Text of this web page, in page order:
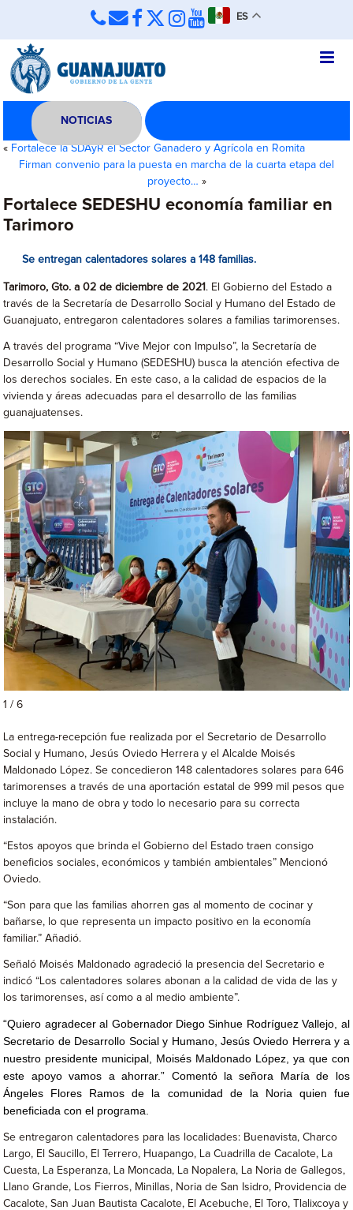
ES
NOTICIAS
« Fortalece la SDAyR el Sector Ganadero y Agrícola en Romita
Firman convenio para la puesta en marcha de la cuarta etapa del
proyecto… »
Fortalece SEDESHU economía familiar en
Tarimoro
Se entregan calentadores solares a 148 familias.
Tarimoro, Gto. a 02 de diciembre de 2021 . El Gobierno del Estado a
través de la Secretaría de Desarrollo Social y Humano del Estado de
Guanajuato, entregaron calentadores solares a familias tarimorenses.
A través del programa “Vive Mejor con Impulso”, la Secretaría de
Desarrollo Social y Humano (SEDESHU) busca la atención efectiva de
los derechos sociales. En este caso, a la calidad de espacios de la
vivienda y áreas adecuadas para el desarrollo de las familias
guanajuatenses.
1 / 6
La entrega-recepción fue realizada por el Secretario de Desarrollo
Social y Humano, Jesús Oviedo Herrera y el Alcalde Moisés
Maldonado López. Se concedieron 148 calentadores solares para 646
tarimorenses a través de una aportación estatal de 999 mil pesos que
incluye la mano de obra y todo lo necesario para su correcta
instalación.
“Estos apoyos que brinda el Gobierno del Estado traen consigo
beneficios sociales, económicos y también ambientales” Mencionó
Oviedo.
“Son para que las familias ahorren gas al momento de cocinar y
bañarse, lo que representa un impacto positivo en la economía
familiar.” Añadió.
Señaló Moisés Maldonado agradeció la presencia del Secretario e
indicó “Los calentadores solares abonan a la calidad de vida de las y
los tarimorenses, así como a al medio ambiente”.
“Quiero agradecer al Gobernador Diego Sinhue Rodríguez Vallejo, al
Secretario de Desarrollo Social y Humano, Jesús Oviedo Herrera y a
nuestro presidente municipal, Moisés Maldonado López, ya que con
este apoyo vamos a ahorrar.” Comentó la señora María de los
Ángeles Flores Ramos de la comunidad de la Noria quien fue
beneficiada con el programa.
Se entregaron calentadores para las localidades: Buenavista, Charco
Largo, El Saucillo, El Terrero, Huapango, La Cuadrilla de Cacalote, La
Cuesta, La Esperanza, La Moncada, La Nopalera, La Noria de Gallegos,
Llano Grande, Los Fierros, Minillas, Noria de San Isidro, Providencia de
Cacalote, San Juan Bautista Cacalote, El Acebuche, El Toro, Tlalixcoya y